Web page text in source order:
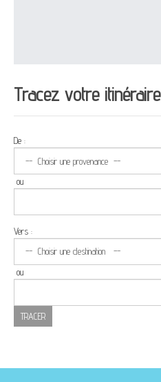
Tracez votre itinéraire
De :
ou
Vers :
ou